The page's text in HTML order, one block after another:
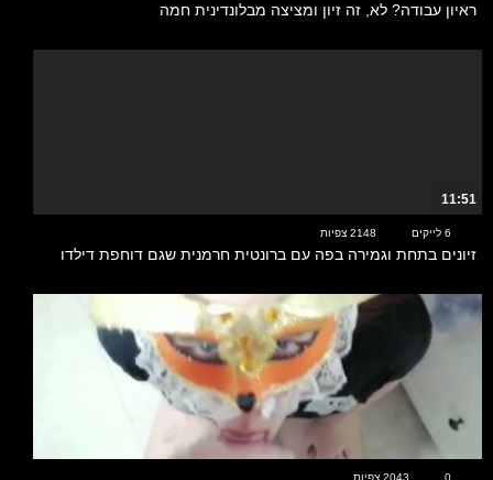
ראיון עבודה? לא, זה זיון ומציצה מבלונדינית חמה
11:51
6 לייקים 2148 צפיות
זיונים בתחת וגמירה בפה עם ברונטית חרמנית שגם דוחפת דילדו
0 2043 צפיות